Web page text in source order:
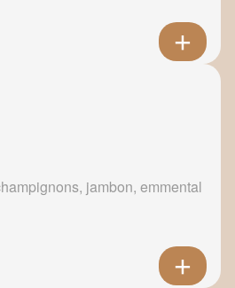
jambon, emmental